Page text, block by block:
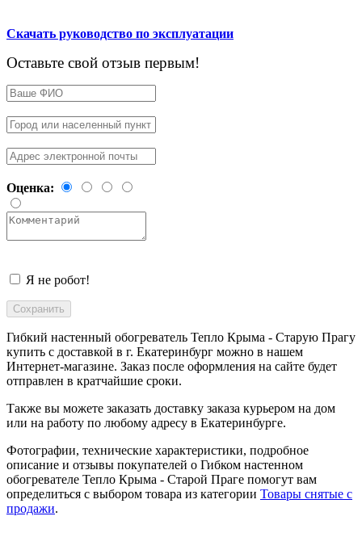
Скачать руководство по эксплуатации
Оставьте свой отзыв первым!
Оценка:
Я не робот!
Гибкий настенный обогреватель Тепло Крыма - Старую Прагу
купить с доставкой в г. Екатеринбург можно в нашем
Интернет-магазине. Заказ после оформления на сайте будет
отправлен в кратчайшие сроки.
Также вы можете заказать доставку заказа курьером на дом
или на работу по любому адресу в Екатеринбурге.
Фотографии, технические характеристики, подробное
описание и отзывы покупателей о Гибком настенном
обогревателе Тепло Крыма - Старой Праге помогут вам
определиться с выбором товара из категории Товары снятые с
продажи.